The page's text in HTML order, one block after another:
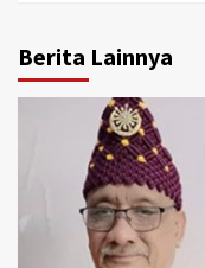
Berita Lainnya